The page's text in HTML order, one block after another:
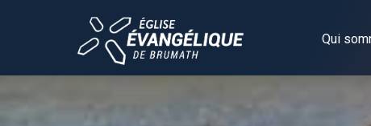
Qui